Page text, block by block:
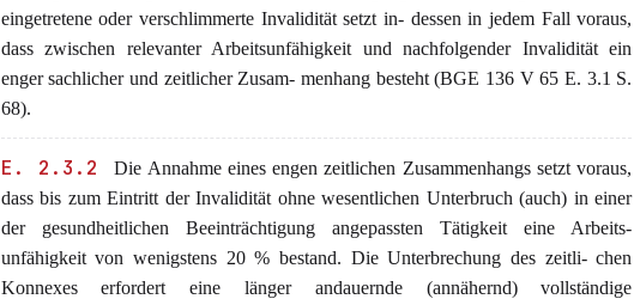
eingetretene oder verschlimmerte Invalidität setzt in- dessen in jedem Fall voraus,
dass zwischen relevanter Arbeitsunfähigkeit und nachfolgender Invalidität ein
enger sachlicher und zeitlicher Zusam- menhang besteht (BGE 136 V 65 E. 3.1 S.
68).
E. 2.3.2
Die Annahme eines engen zeitlichen Zusammenhangs setzt voraus,
dass bis zum Eintritt der Invalidität ohne wesentlichen Unterbruch (auch) in einer
der gesundheitlichen Beeinträchtigung angepassten Tätigkeit eine Arbeits-
unfähigkeit von wenigstens 20 % bestand. Die Unterbrechung des zeitli- chen
Konnexes erfordert eine länger andauernde (annähernd) vollständige